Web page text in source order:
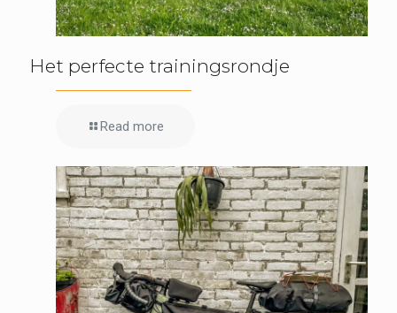
Het perfecte trainingsrondje
Read more